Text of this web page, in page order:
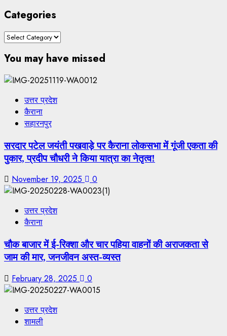
Categories
Categories
You may have missed
उत्तर प्रदेश
कैराना
सहारनपुर
सरदार पटेल जयंती पखवाड़े पर कैराना लोकसभा में गूंजी एकता की
पुकार, प्रदीप चौधरी ने किया यात्रा का नेतृत्व!
November 19, 2025 0
उत्तर प्रदेश
कैराना
चौक बाजार में ई-रिक्शा और चार पहिया वाहनों की अराजकता से
जाम की मार, जनजीवन अस्त-व्यस्त
February 28, 2025 0
उत्तर प्रदेश
शामली